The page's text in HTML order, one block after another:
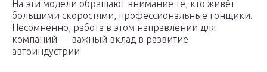
На эти модели обращают внимание те, кто живёт
большими скоростями, профессиональные гонщики.
Несомненно, работа в этом направлении для
компаний — важный вклад в развитие
автоиндустрии